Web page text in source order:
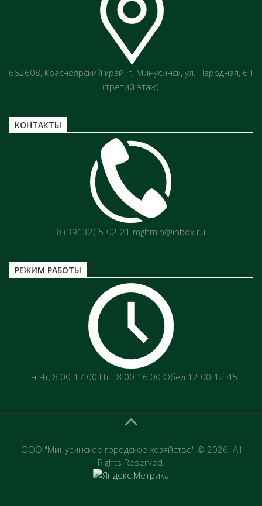
662608, Красноярский край, г. Минусинск, ул. Народная, 64
(третий этаж)
КОНТАКТЫ
8 (39132) 5-02-21 mghmin@inbox.ru
РЕЖИМ РАБОТЫ
Пн-Чт‚ 8.00-17.00 Пт.: 8.00-16.00 Обед 12.00-12.45
ООО "Минусинское городское хозяйство" © 2026. All
Rights Reserved.